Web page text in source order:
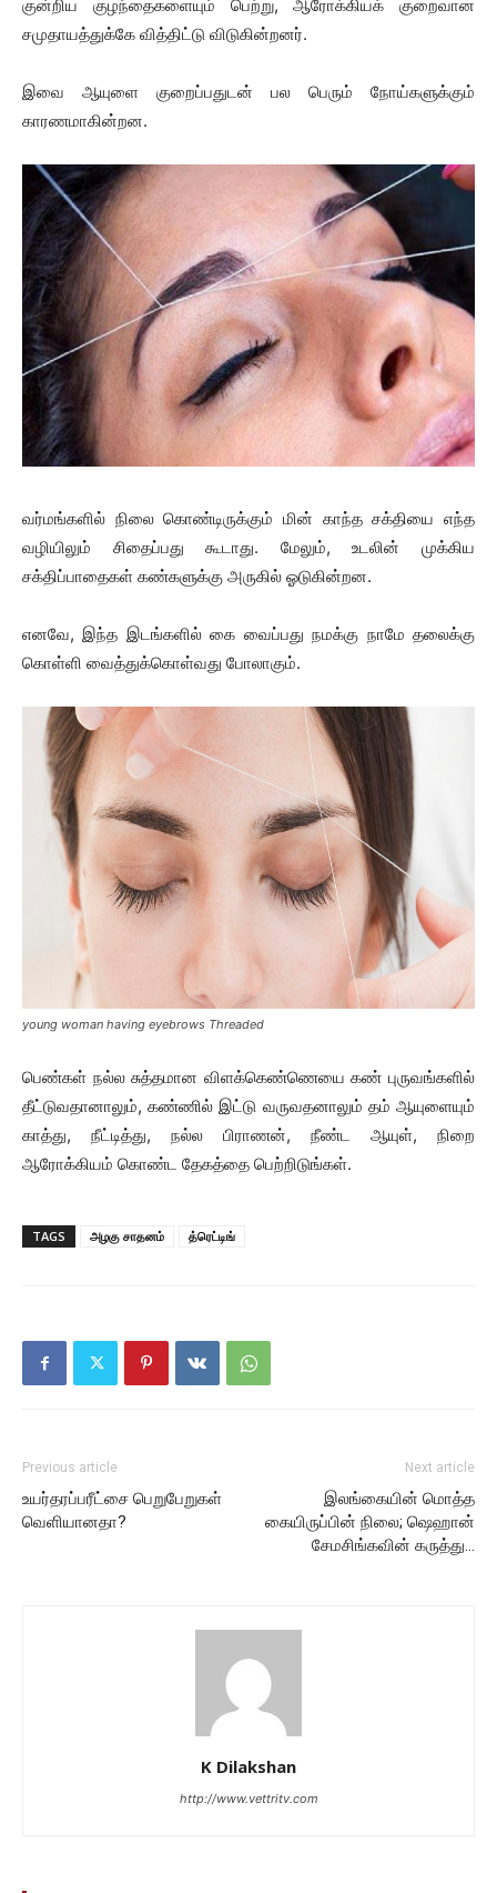
குன்றிய குழந்தைகளையும் பெற்று, ஆரோக்கியக் குறைவான
சமுதாயத்துக்கே வித்திட்டு விடுகின்றனர்.
இவை ஆயுளை குறைப்பதுடன் பல பெரும் நோய்களுக்கும்
காரணமாகின்றன.
வர்மங்களில் நிலை கொண்டிருக்கும் மின் காந்த சக்தியை எந்த
வழியிலும் சிதைப்பது கூடாது. மேலும், உடலின் முக்கிய
சக்திப்பாதைகள் கண்களுக்கு அருகில் ஓடுகின்றன.
எனவே, இந்த இடங்களில் கை வைப்பது நமக்கு நாமே தலைக்கு
கொள்ளி வைத்துக்கொள்வது போலாகும்.
young woman having eyebrows Threaded
பெண்கள் நல்ல சுத்தமான விளக்கெண்ணெயை கண் புருவங்களில்
தீட்டுவதானாலும், கண்ணில் இட்டு வருவதனாலும் தம் ஆயுளையும்
காத்து, நீட்டித்து, நல்ல பிராணன், நீண்ட ஆயுள், நிறை
ஆரோக்கியம் கொண்ட தேகத்தை பெற்றிடுங்கள்.
TAGS அழகு சாதனம் த்ரெட்டிங்
Previous article
உயர்தரப்பரீட்சை பெறுபேறுகள்
வெளியானதா?
Next article
இலங்கையின் மொத்த
கையிருப்பின் நிலை; ஷெஹான்
சேமசிங்கவின் கருத்து…
K Dilakshan
http://www.vettritv.com